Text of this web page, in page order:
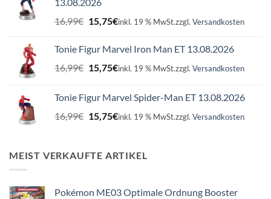
16,99€ Ursprünglicher
Preis
16,99€
15,75€Aktueller
15,75€.
inkl. 19 % MwSt.zzgl. Versandkosten
Tonie Figur Marvel Iron Man ET 13.08.2026
16,99€ Ursprünglicher
Preis
16,99€
15,75€Aktueller
15,75€.
inkl. 19 % MwSt.zzgl. Versandkosten
Tonie Figur Marvel Spider-Man ET 13.08.2026
16,99€ Ursprünglicher
Preis
16,99€
15,75€Aktueller
15,75€.
inkl. 19 % MwSt.zzgl. Versandkosten
MEIST VERKAUFTE ARTIKEL
Pokémon ME03 Optimale Ordnung Booster